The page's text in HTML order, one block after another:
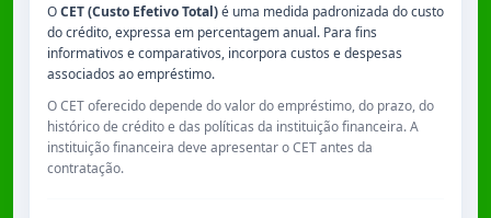
OCET (Custo Efetivo Total)é uma medida padronizada do custo
do crédito, expressa em percentagem anual. Para fins
informativos e comparativos, incorpora custos e despesas
associados ao empréstimo.
O CET oferecido depende do valor do empréstimo, do prazo, do
histórico de crédito e das políticas da instituição financeira. A
instituição financeira deve apresentar o CET antes da
contratação.